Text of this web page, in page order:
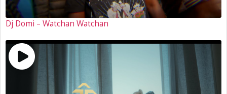
Dj Domi – Watchan Watchan